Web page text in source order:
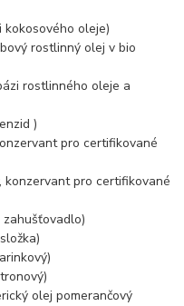
oleje)
rostlinný olej v bio
rostlinného oleje a
)
pro certifikované
konzervant pro certifikované
olej pomerančový